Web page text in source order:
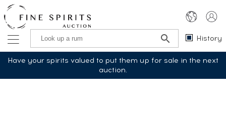
History
Have your spirits valued to put them up for sale in the next
auction.